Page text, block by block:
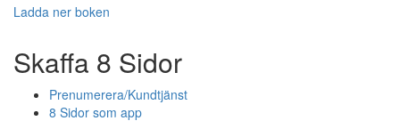
Ladda ner boken
Skaffa 8 Sidor
Prenumerera/Kundtjänst
8 Sidor som app